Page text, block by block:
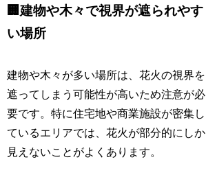
🏢建物や木々で視界が遮られやす
い場所
建物や木々が多い場所は、花火の視界を
遮ってしまう可能性が高いため注意が必
要です。特に住宅地や商業施設が密集し
ているエリアでは、花火が部分的にしか
見えないことがよくあります。